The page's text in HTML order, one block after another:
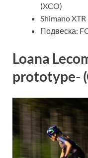
(XCO)
Shimano XTR
Подвеска:
Loana
prototype-